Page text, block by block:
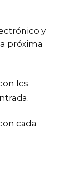
y
próxima
los
cada